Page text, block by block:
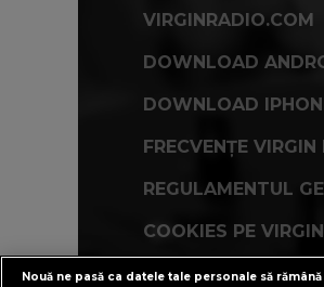
VIRGINRADIO.COM
DOWNLOAD
DOWNLOAD
FRECVENȚE
REGULAMENTUL
COOKIES PE
Nouă ne pasă ca datele tale personale să